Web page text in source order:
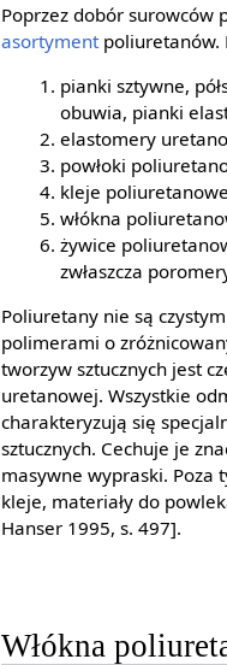
Poprzez dobór surowców
asortyment poliuretanów.
pianki sztywne,
obuwia, pianki
elastomery
powłoki
kleje
włókna
żywice
zwłaszcza
Poliuretany nie są
polimerami o
tworzyw sztucznych jest
uretanowej. Wszystkie
charakteryzują się
sztucznych. Cechuje je
masywne wypraski. Poza
kleje, materiały do
Hanser 1995, s. 497].
Włókna